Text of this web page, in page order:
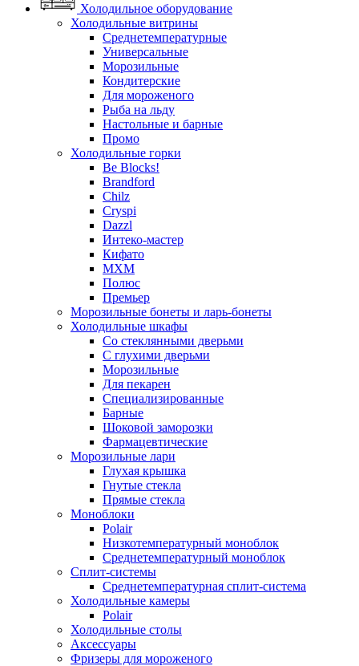
Холодильное оборудование
Холодильные витрины
Среднетемпературные
Универсальные
Морозильные
Кондитерские
Для мороженого
Рыба на льду
Настольные и барные
Промо
Холодильные горки
Be Blocks!
Brandford
Chilz
Cryspi
Dazzl
Интеко-мастер
Кифато
МХМ
Полюс
Премьер
Морозильные бонеты и ларь-бонеты
Холодильные шкафы
Со стеклянными дверьми
С глухими дверьми
Морозильные
Для пекарен
Специализированные
Барные
Шоковой заморозки
Фармацевтические
Морозильные лари
Глухая крышка
Гнутые стекла
Прямые стекла
Моноблоки
Polair
Низкотемпературный моноблок
Среднетемпературный моноблок
Сплит-системы
Среднетемпературная сплит-система
Холодильные камеры
Polair
Холодильные столы
Аксессуары
Фризеры для мороженого